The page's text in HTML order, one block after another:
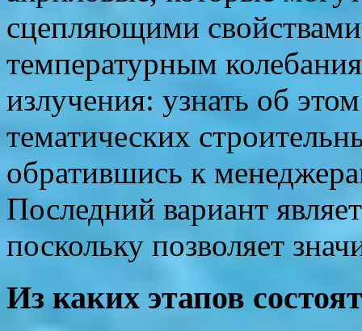
сцепляющими
температурным
излучения: узнать об
тематических
обратившись к
Последний вариант
поскольку позволяет
Из каких этапов